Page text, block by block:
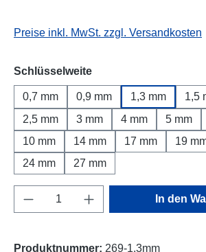
Preise inkl. MwSt. zzgl. Versandkosten
Schlüsselweiteauswählen
0,7 mm 0,9 mm 1,3 mm 1,5
2,5 mm
3 mm 4 mm 5 mm
10 mm
14 mm 17 mm 19
24 mm
27 mm
Produkt Anzahl: Gib den
In den
Produktnummer: 269-1.3mm